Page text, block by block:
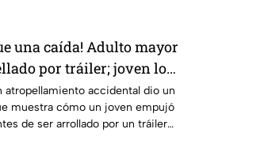
una caída! Adulto mayor
por tráiler; joven lo
atropellamiento accidental dio un
muestra cómo un joven empujó
de ser arrollado por un tráiler